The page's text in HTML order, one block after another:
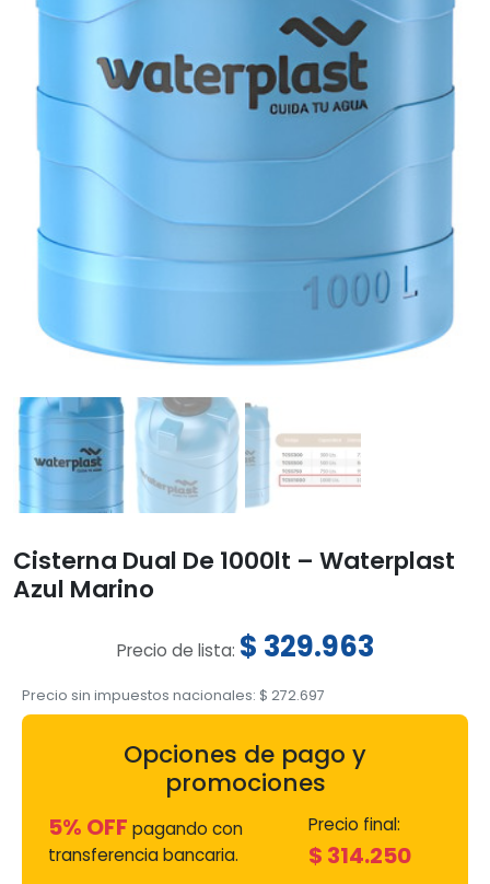
Cisterna Dual De 1000lt – Waterplast
Azul Marino
Precio de lista: $ 329.963
Precio sin impuestos nacionales: $ 272.697
Opciones de pago y
promociones
5% OFF pagando con
transferencia bancaria.
Precio final:
$ 314.250